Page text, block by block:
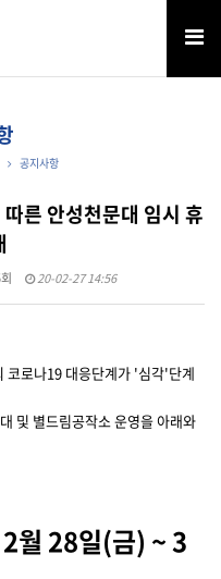
공지사항
른 안성천문대 임시 휴
20-02-27 14:56
코로나19 대응단계가 '심각'단계
및 별드림공작소 운영을 아래와
월 28일(금) ~ 3